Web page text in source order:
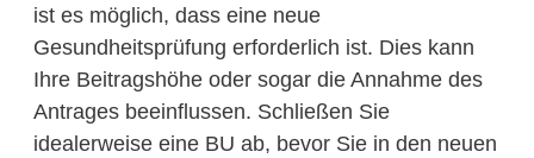
ist es möglich, dass eine neue
Gesundheitsprüfung erforderlich ist. Dies kann
Ihre Beitragshöhe oder sogar die Annahme des
Antrages beeinflussen. Schließen Sie
idealerweise eine BU ab, bevor Sie in den neuen